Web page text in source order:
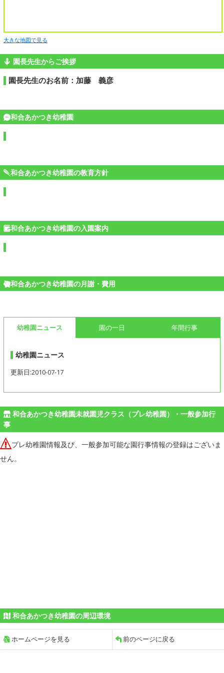
大きな地図で見る
園長先生からご挨拶
園長先生のお名前：加藤 義彦
和合あかつき幼稚園
和合あかつき幼稚園の教育方針
和合あかつき幼稚園の入園案内
和合あかつき幼稚園の月謝・費用
幼稚園ニュース 園の一日 年間行事
幼稚園ニュース
更新日:2010-07-17
和合あかつき幼稚園未就園児クラス（プレ幼稚園）・一般参加行
事
プレ幼稚園情報及び、一般参加可能な園行事情報の登録はございま
せん。
和合あかつき幼稚園の周辺環境
ホームページを見る 前のページに戻る